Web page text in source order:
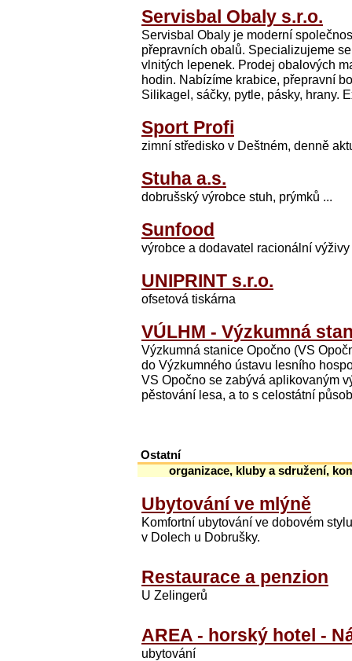
Servisbal Obaly s.r.o.
Servisbal Obaly je moderní
přepravních obalů. Specializujeme
vlnitých lepenek. Prodej obalových
hodin. Nabízíme krabice, přepravní
Silikagel, sáčky, pytle, pásky, hrany.
Sport Profi
zimní středisko v Deštném, denně
Stuha a.s.
dobrušský výrobce stuh, prýmků ...
Sunfood
výrobce a dodavatel racionální výživy
UNIPRINT s.r.o.
ofsetová tiskárna
VÚLHM - Výzkumná
Výzkumná stanice Opočno (VS
do Výzkumného ústavu lesního
VS Opočno se zabývá aplikovaným
pěstování lesa, a to s celostátní
Ostatní
organizace, kluby a sdružení,
Ubytování ve mlýně
Komfortní ubytování ve dobovém
v Dolech u Dobrušky.
Restaurace a penzion
U Zelingerů
AREA - horský hotel -
ubytování